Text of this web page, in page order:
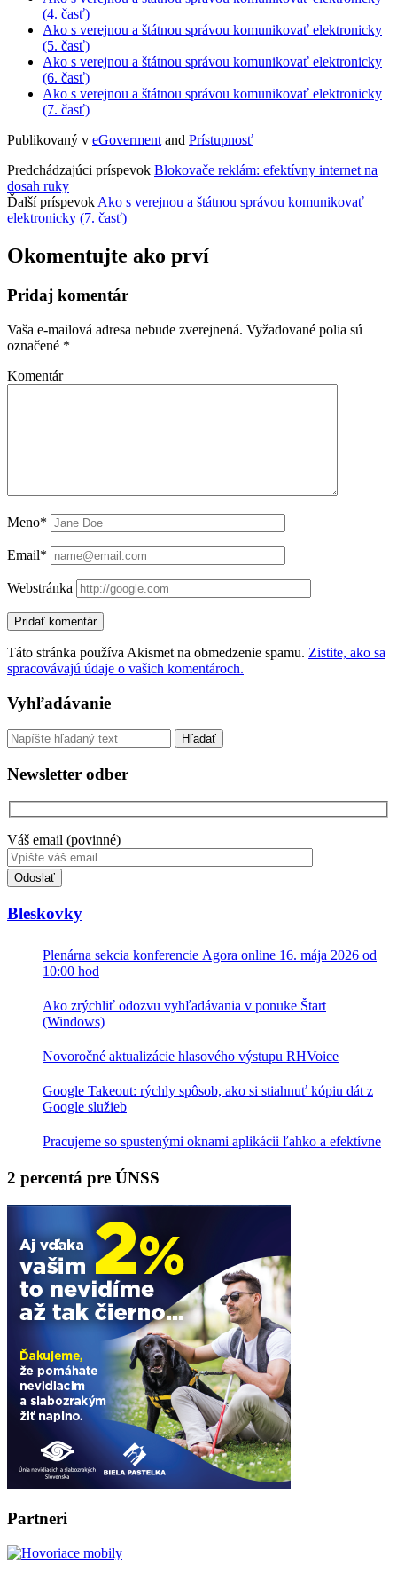
(4. časť)
Ako s verejnou a štátnou správou komunikovať elektronicky
(5. časť)
Ako s verejnou a štátnou správou komunikovať elektronicky
(6. časť)
Ako s verejnou a štátnou správou komunikovať elektronicky
(7. časť)
Publikovaný v eGoverment and Prístupnosť
Predchádzajúci príspevok Blokovače reklám: efektívny internet na
dosah ruky
Ďalší príspevok Ako s verejnou a štátnou správou komunikovať
elektronicky (7. časť)
Okomentujte ako prví
Pridaj komentár
Vaša e-mailová adresa nebude zverejnená. Vyžadované polia sú
označené *
Komentár
Meno*
Email*
Webstránka
Táto stránka používa Akismet na obmedzenie spamu. Zistite, ako sa
spracovávajú údaje o vašich komentároch.
Sidebar
Vyhľadávanie
Vyhľadávanie
Newsletter odber
Váš email (povinné)
Toto
pole
nevyplňujte.
Bleskovky
Plenárna sekcia konferencie Agora online 16. mája 2026 od
10:00 hod
Ako zrýchliť odozvu vyhľadávania v ponuke Štart
(Windows)
Novoročné aktualizácie hlasového výstupu RHVoice
Google Takeout: rýchly spôsob, ako si stiahnuť kópiu dát z
Google služieb
Pracujeme so spustenými oknami aplikácii ľahko a efektívne
2 percentá pre ÚNSS
Partneri